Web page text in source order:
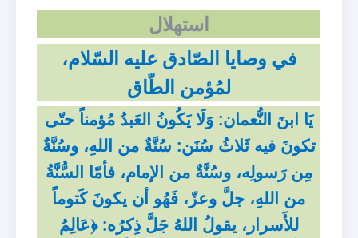
استهلال
في وصايا الصّادق عليه السّلام،
لمُؤمن الطّاق
يَا ابنَ النُّعمان: وَلَا يَكُونُ العَبدُ مُؤمناً حتّى
تكونَ فيه ثَلاثُ سُنَن: سُنَّةٌ من اللهِ، وسُنَّةٌ
مِن رَسولِه، وسُنَّةٌ من الإمام، فأمّا السُّنَّةُ
من اللهِ، جلَّ وعزّ، فَهُو أن يكونَ كَتوماً
للأَسرار، يقولُ اللهُ جَلَّ ذِكرُه: ﴿عَالِمُ